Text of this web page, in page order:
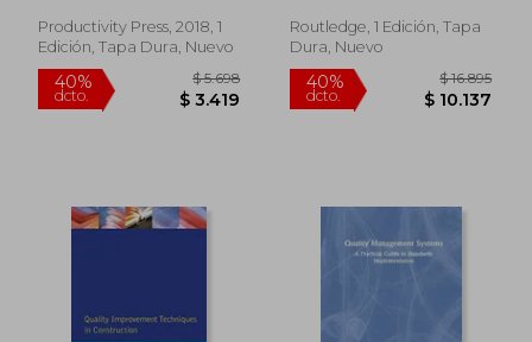
Successes and
Failures (en Inglés)
Productivity Press, 2018, 1
Edición, Tapa Dura, Nuevo
Routledge, 1 Edición, Tapa
Dura, Nuevo